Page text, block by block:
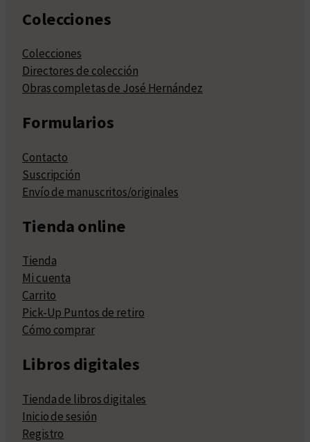
Colecciones
Colecciones
Directores de colección
Obras completas de José Hernández
Formularios
Contacto
Suscripción
Envío de manuscritos/originales
Tienda online
Tienda
Mi cuenta
Carrito
Pick-Up Puntos de retiro
Cómo comprar
Libros digitales
Tienda de libros digitales
Inicio de sesión
Registro